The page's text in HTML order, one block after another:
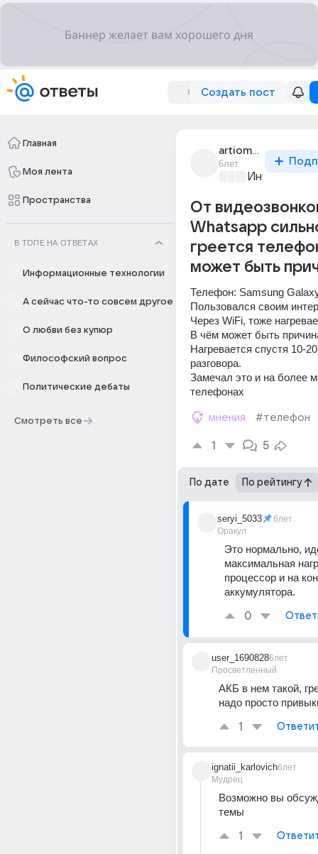
Создать пост
Главная
Моя лента
Пространства
В ТОПЕ НА ОТВЕТАХ
Информационные технологии
А сейчас что-то совсем другое
О любви без купюр
Философский вопрос
Политические дебаты
Смотреть все
artiom_sharanikhin
6лет
От
Whatsapp
греется
может быть
Телефон: Samsung
Пользовался своим
Через WiFi, тоже
В чём может быть
Нагревается спустя 10-
разговора.
Замечал это и на более
телефонах
мнения #телефон
1 5
По дате По рейтингу
seryi_5033
Оракул
6лет
Это нормально,
максимальная
процессор и на
аккумулятора.
0
user_1690828
Просветленный
6лет
АКБ в нем такой,
надо просто
1
ignatii_karlovich
Мудрец
6лет
Возможно вы
темы
1